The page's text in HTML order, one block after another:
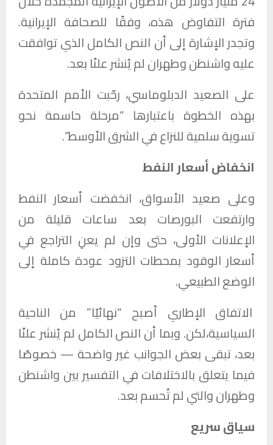
فترة التفاوض هذه، وفقًا للصحافة الإيرانية.
وتجدر الإشارة إلى أن النص الكامل الذي توافقت
عليه واشنطن وطهران لم يُنشر علنًا بعد.
على الصعيد الدبلوماسي، رحّبت الأمم المتحدة
بهذه الخطوة باعتبارها “مرحلة حاسمة نحو
تسوية سلمية للنزاع في الشرق الأوسط”.
انخفاض أسعار النفط
وعلى صعيد الأسواق، انخفضت أسعار النفط
وارتفعت البورصات بعد ساعات قليلة من
الإعلانات الأولى، حتى وإن لم يعنِ التراجع في
أسعار الوقود بمحطات التزود عودة كاملة إلى
الوضع الطبيعي.
الاتفاق الإطاري أصبح “نهائيًا” من الناحية
السياسية،لكن. وبما أن النص الكامل لم يُنشر علنًا
بعد، تبقى بعض الجوانب غير واضحة — خصوصًا
فيما يتعلق بالاختلافات في التفسير بين واشنطن
وطهران والتي لم تُحسم بعد.
سياق سريع